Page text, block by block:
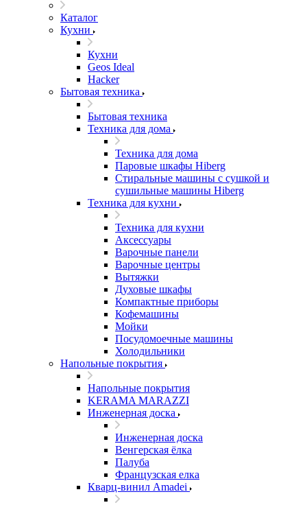
Каталог
Кухни
Кухни
Geos Ideal
Hacker
Бытовая техника
Бытовая техника
Техника для дома
Техника для дома
Паровые шкафы Hiberg
Стиральные машины с сушкой и
сушильные машины Hiberg
Техника для кухни
Техника для кухни
Аксессуары
Варочные панели
Варочные центры
Вытяжки
Духовые шкафы
Компактные приборы
Кофемашины
Мойки
Посудомоечные машины
Холодильники
Напольные покрытия
Напольные покрытия
KERAMA MARAZZI
Инженерная доска
Инженерная доска
Венгерская ёлка
Палуба
Французская елка
Кварц-винил Amadei